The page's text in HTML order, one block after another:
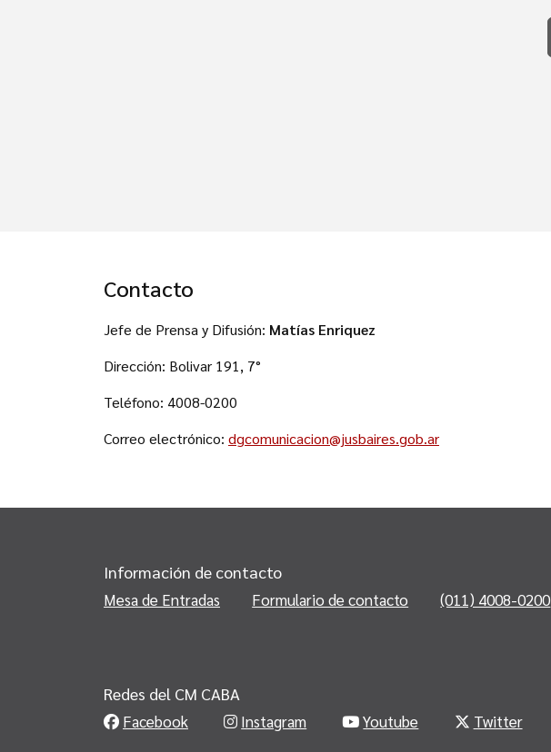
Contacto
Jefe de Prensa y Difusión: Matías Enriquez
Dirección: Bolivar 191, 7°
Teléfono: 4008-0200
Correo electrónico: dgcomunicacion@jusbaires.gob.ar
Información de contacto
Mesa de Entradas Formulario de contacto (011) 4008-0200
Redes del CM CABA
Facebook Instagram Youtube Twitter